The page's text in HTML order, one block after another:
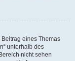
eines Themas
unterhalb des
nicht sehen